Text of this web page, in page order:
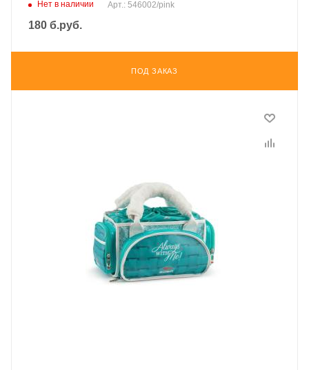
Нет в наличии Арт.: 546002/pink
180 б.руб.
ПОД ЗАКАЗ